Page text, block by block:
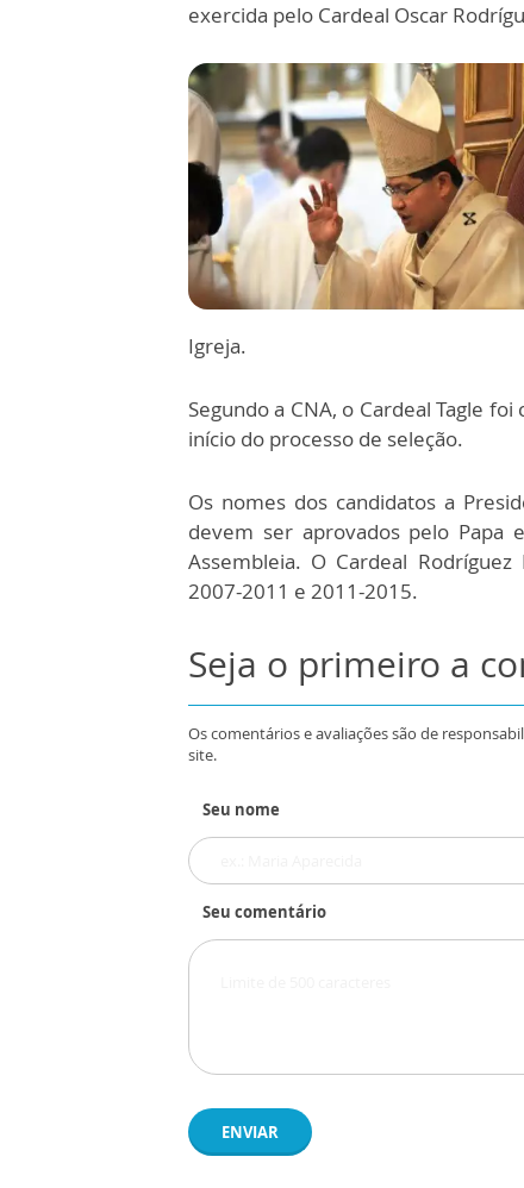
exercida pelo Cardeal Oscar
Igreja.
Segundo a CNA, o Cardeal Tagle
início do processo de seleção.
Os nomes dos candidatos a
devem ser aprovados pelo Papa
Assembleia. O Cardeal
2007-2011 e 2011-2015.
Seja o primeiro a
Os comentários e avaliações são de
site.
Seu nome
Seu comentário
ENVIAR